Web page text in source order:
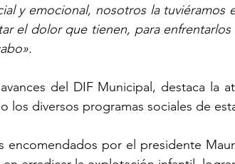
y emocional, nosotros la tuviéramos
el dolor que tienen, para enfrentarlos
del DIF Municipal, destaca la
los diversos programas sociales de
encomendados por el presidente